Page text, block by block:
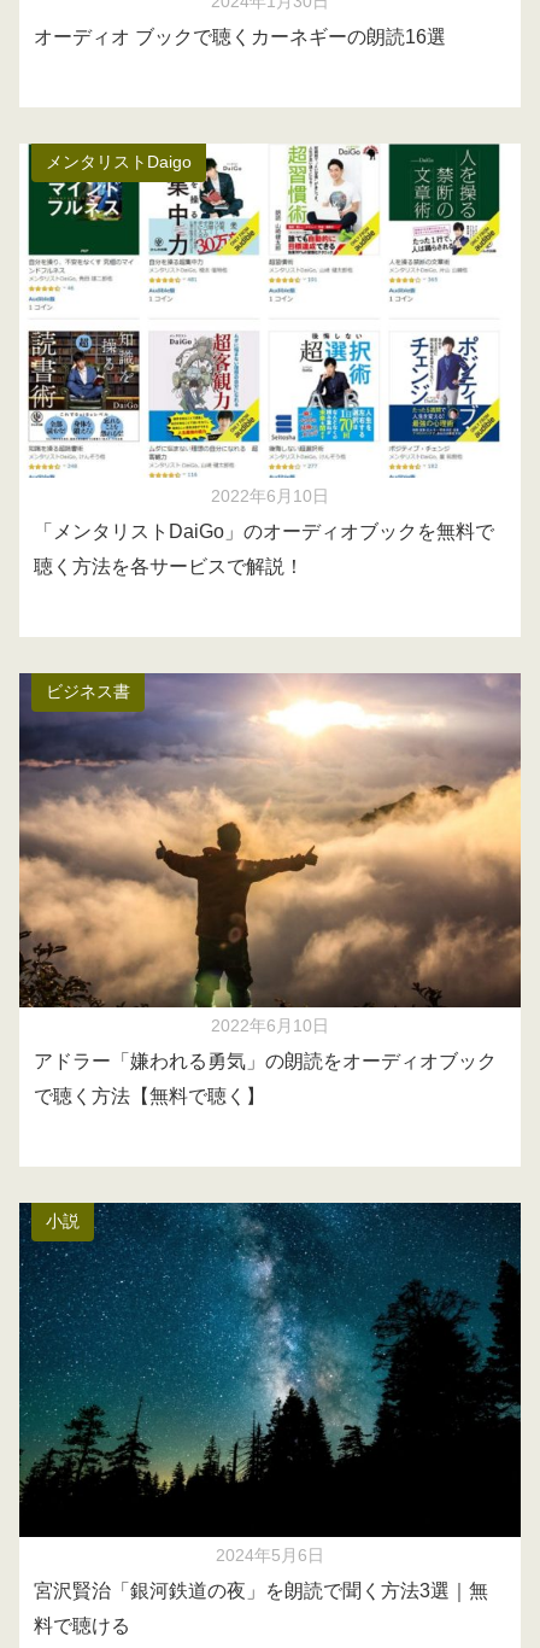
オーディオ ブックで聴くカーネギーの朗読16選
メンタリストDaigo
2022年6月10日
「メンタリストDaiGo」のオーディオブックを無料で
聴く方法を各サービスで解説！
ビジネス書
2022年6月10日
アドラー「嫌われる勇気」の朗読をオーディオブック
で聴く方法【無料で聴く】
小説
2024年5月6日
宮沢賢治「銀河鉄道の夜」を朗読で聞く方法3選｜無
料で聴ける